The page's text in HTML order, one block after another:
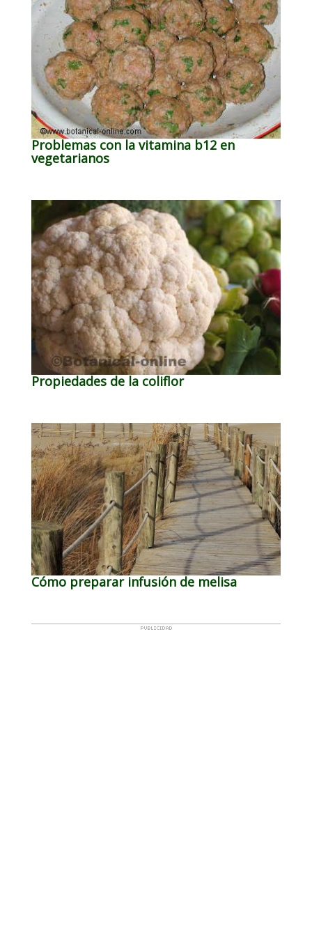
Problemas con la vitamina b12 en
vegetarianos
Propiedades de la coliflor
Cómo preparar infusión de melisa